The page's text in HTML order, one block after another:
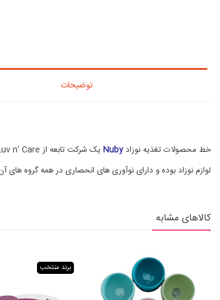
توضیحات
خط محصولات تغذیه نوزادNuby
لوازم نوزاد بوده و دارای نوآوری های انحصاری در همه گروه های آن می باشد. در بیش از 155 کشور در سراسر جهان توزیع شده و توسط میلیون ها نوزاد در سراسر
کالاهای مشابه
برند منتخب